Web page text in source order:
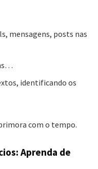
mensagens, posts nas
identificando os
com o tempo.
Aprenda de